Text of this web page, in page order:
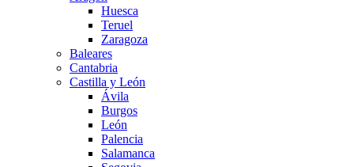
Huesca
Teruel
Zaragoza
Baleares
Cantabria
Castilla y León
Ávila
Burgos
León
Palencia
Salamanca